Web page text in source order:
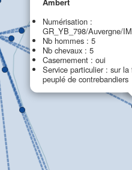
Numérisation :
GR_YB_798/Auvergne/
Nb hommes : 5
Nb chevaux : 5
Casernement : oui
Service particulier : sur
peuplé de contrebandiers